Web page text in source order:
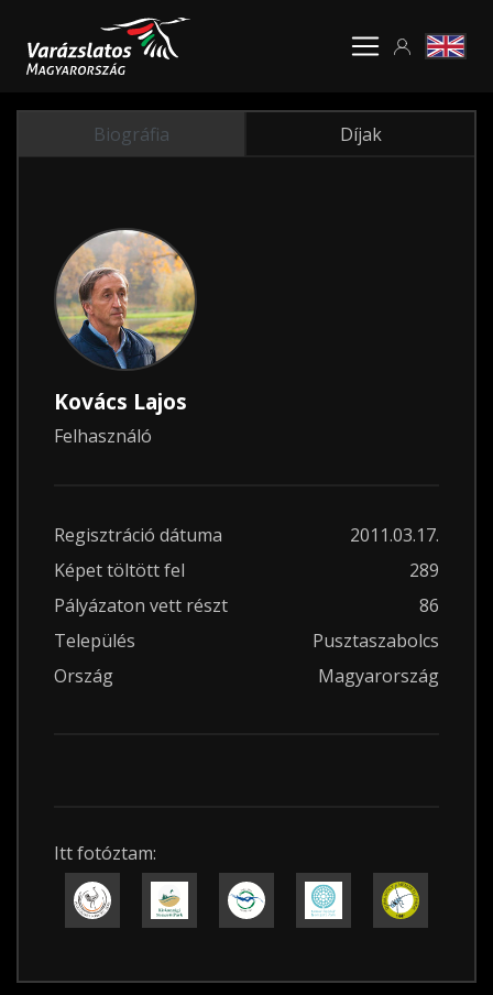
Biográfia Díjak
Kovács Lajos
Felhasználó
Regisztráció dátuma
2011.03.17.
Képet töltött fel
289
Pályázaton vett részt
86
Település
Pusztaszabolcs
Ország
Magyarország
Itt fotóztam: